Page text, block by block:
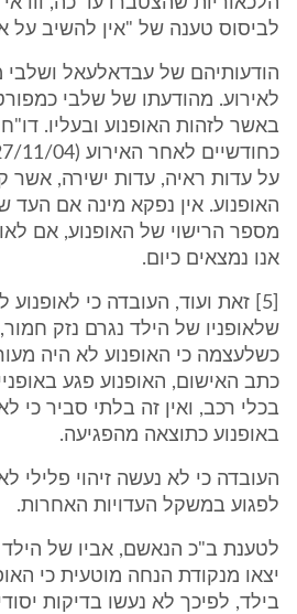
לביסוס טענה של "אין להשיב על
הודעותיהם של עבדאלעאל ושלבי
לאירוע. מהודעתו של שלבי
באשר לזהות האופנוע ובעליו.
על עדות ראיה, עדות ישירה, אשר
האופנוע. אין נפקא מינה אם העד
מספר הרישוי של האופנוע, אם
אנו נמצאים כיום.
[5] זאת ועוד, העובדה כי
שלאופניו של הילד נגרם נזק
כשלעצמה כי האופנוע לא היה
בכלי רכב, ואין זה בלתי סביר כי לא
באופנוע כתוצאה מהפגיעה.
העובדה כי לא נעשה זיהוי פלילי
לפגוע במשקל העדויות האחרות.
לטענת ב"כ הנאשם, אביו של
יצאו מנקודת הנחה מוטעית כי
בילד, לפיכך לא נעשו בדיקות